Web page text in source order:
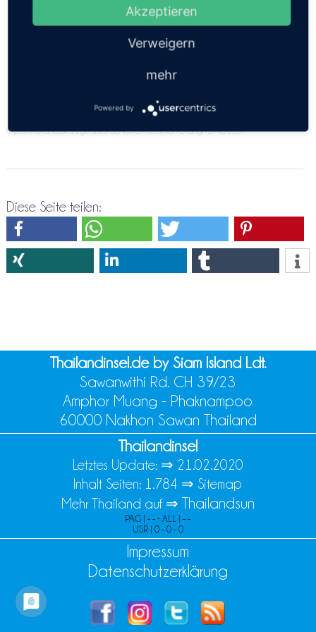
angeben. Bitte versuche es doch nochmals über die
https://thailandsun.12go.asia/de/travel/Korat/koh-chang/?z=416557
Diese Seite teilen:
Thailandinsel.de by Siam Island Ldt.
Sawanwithi Rd. CH 39/23
Amphor Muang - Phaknampoo
60000 Nakhon Sawan Thailand
Thailandinsel
Letztes Update: ⇒ 21.02.2020
Inhalt Seiten: 1.784 ⇒ Sitemap
Mehr Thailand auf ⇒ Thailandsun
PAG | - - • ALL | - -
USR | 0 - 0 - 0
Impressum
Datenschutzerklärung
Akzeptieren
Verweigern
mehr
Powered by